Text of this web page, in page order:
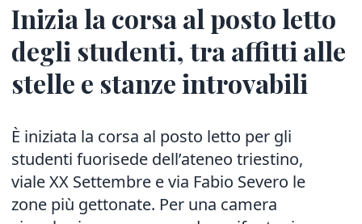
Inizia la corsa al posto letto
degli studenti, tra affitti alle
stelle e stanze introvabili
È iniziata la corsa al posto letto per gli
studenti fuorisede dell’ateneo triestino,
viale XX Settembre e via Fabio Severo le
zone più gettonate. Per una camera